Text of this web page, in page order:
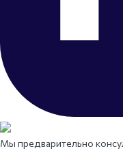
Мы предварительно